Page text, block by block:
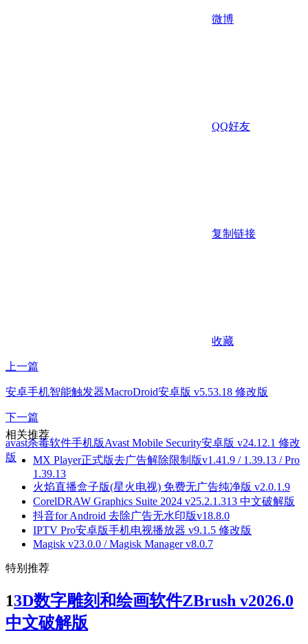
微博
QQ好友
复制链接
收藏
上一篇
安卓手机智能触发器MacroDroid安卓版 v5.53.18 修改版
下一篇
avast杀毒软件手机版Avast Mobile Security安卓版 v24.12.1 修改
版
相关推荐
MX Player正式版去广告解除限制版v1.41.9 / 1.39.13 / Pro
1.39.13
火焰直播盒子版(星火电视) 免费无广告纯净版 v2.0.1.9
CorelDRAW Graphics Suite 2024 v25.2.1.313 中文破解版
抖音for Android 去除广告无水印版v18.8.0
IPTV Pro安卓版手机电视播放器 v9.1.5 修改版
Magisk v23.0.0 / Magisk Manager v8.0.7
特别推荐
13D数字雕刻和绘画软件ZBrush v2026.0
中文破解版